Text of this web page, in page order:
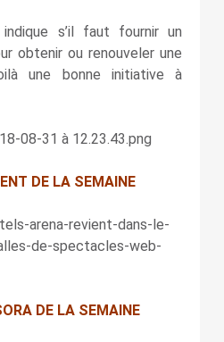
s’il faut fournir un
obtenir ou renouveler une
une bonne initiative à
DE LA SEMAINE
DE LA SEMAINE